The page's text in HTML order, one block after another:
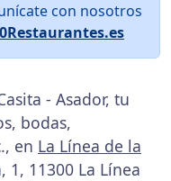
con nosotros
- Asador, tu
bodas,
en La Línea de la
1, 11300 La Línea